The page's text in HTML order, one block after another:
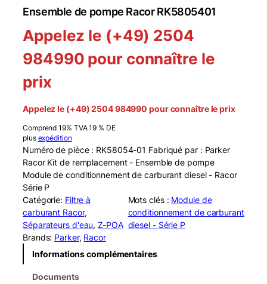
Ensemble de pompe Racor RK5805401
Appelez le (+49) 2504
984990 pour connaître le
prix
Appelez le (+49) 2504 984990 pour connaître le prix
Comprend 19% TVA 19 % DE
plus expédition
Numéro de pièce : RK58054-01 Fabriqué par : Parker
Racor Kit de remplacement - Ensemble de pompe
Module de conditionnement de carburant diesel - Racor
Série P
Catégorie: Filtre à
carburant Racor
Séparateurs d'eau, Z-POA
Mots clés : Module de
conditionnement de carburant
diesel - Série P
Brands: Parker, Racor
Informations complémentaires
Documents